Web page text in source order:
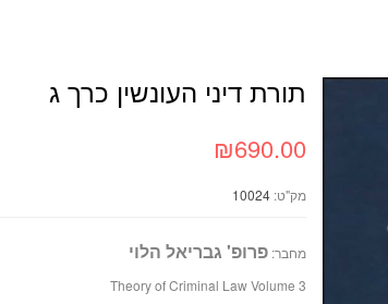
תורת דיני העונשין כרך ג
₪690.00
מק"ט:10024
מחבר:פרופ' גבריאל הלוי
Theory of Criminal Law Volume 3